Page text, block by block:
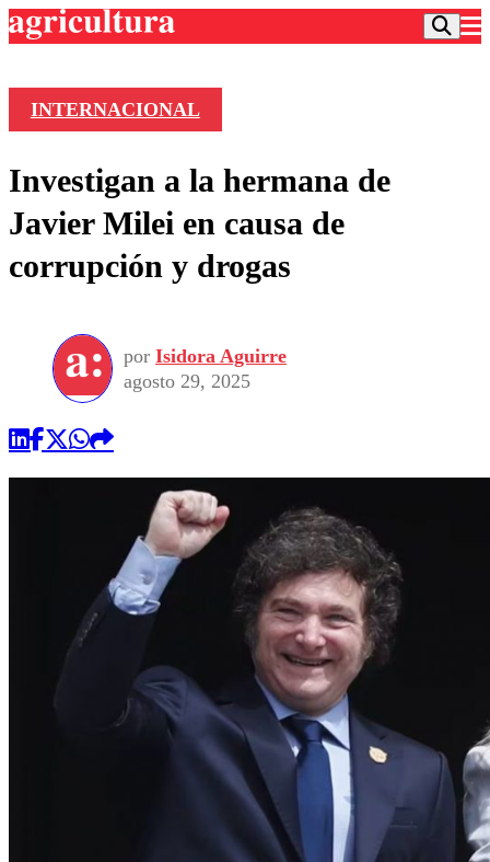
Frecuencias
Agricultura TV
Deportes
Colo Colo
Seleccion Chilena
Torneo Internacional
Universidad de Chile
Entretención
Economía
Internacional
Sustentabilidad
Publicaciones en medios
Opinión
INTERNACIONAL
Investigan a la hermana de
Javier Milei en causa de
corrupción y drogas
por Isidora Aguirre
agosto 29, 2025